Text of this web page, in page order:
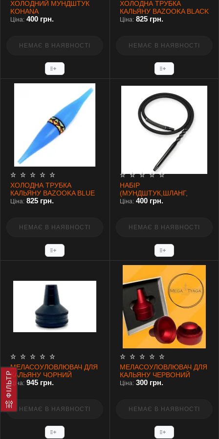
ФІЛЬТР
ХОЛОДНИЙ МУНДШТУК
KOHANA
Ціна: 400 грн.
НЕМАЄ В НАЯВНОСТІ
ХОЛОДНА ТРУБКА
КАЛЬЯНУ BAZOOKA BLACK
Ціна: 825 грн.
НЕМАЄ В НАЯВНОСТІ
ХОЛОДНА ТРУБКА
КАЛЬЯНУ BAZOOKA BLUE
Ціна: 825 грн.
НЕМАЄ В НАЯВНОСТІ
НАБІР
(МУНДШТУК,ШЛАНГ,
КОНЕКТОР, ПРУЖИНА)
Ціна: 400 грн.
НЕМАЄ В НАЯВНОСТІ
МЕЛАСОУЛОВЛЮВАЧ ДЛЯ
КАЛЬЯНУ ЧОРНИЙ
Ціна: 945 грн.
НЕМАЄ В НАЯВНОСТІ
МЕЛАСОУЛОВЛЮВАЧ ДЛЯ
КАЛЬЯНУ ЧЕРВОНИЙ
Ціна: 300 грн.
НЕМАЄ В НАЯВНОСТІ